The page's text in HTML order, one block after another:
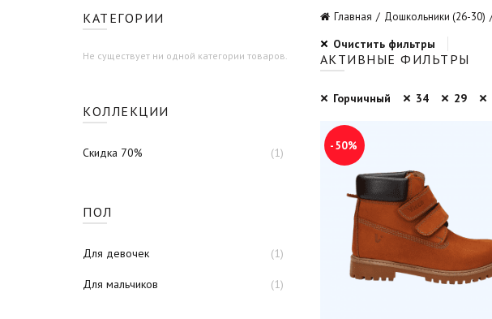
Главная Дошкольники (26-30)
Очистить фильтры
АКТИВНЫЕ ФИЛЬТРЫ
Горчичный 34 29
-50%
КАТЕГОРИИ
Не существует ни одной категории товаров.
КОЛЛЕКЦИИ
Скидка 70% (1)
ПОЛ
Для девочек (1)
Для мальчиков (1)